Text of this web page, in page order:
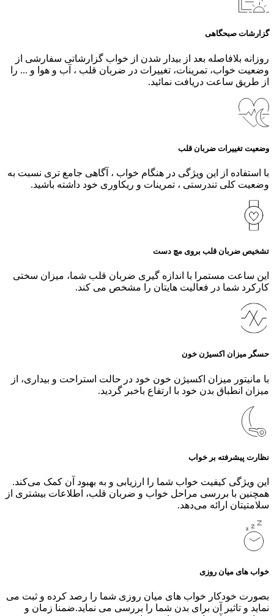
گزارشات صبحگاهی
روزانه بلافاصله بعد از بیدار شدن از خواب گزارشاتی سفارشی از
وضعیت خواب، تمرینات، تغییرات در ضربان قلب ، آب و هوا و ... را
از طریق ساعت دریافت نمائید.
وضعیت تغییرات ضربان قلب
با استفاده از این ویژگی در هنگام خواب ، آگاهی جامع تری نسبت به
وضعیت کلی تندرستی ، تمرینات و ریکاوری خود داشته باشید.
تشخیص ضربان قلب بروی مچ دست
این ساعت مستمرا با اندازه گیری ضربان قلب شما، میزان سختی
کارکرد شما در فعالیت هایتان را مشخص می کند.
حسگر میزان اکسیژن خون
با مانیتور میزان اکسیژن خون خود در حالت استراحت و بیداری، از
میزان انطباق بدن خود با ارتفاع باخبر گردید.
نظارت پیشرفته بر خواب
این ویژگی کیفیت خواب شما را ارزیابی و به بهبود آن کمک می‌کند.
همچنین با بررسی مراحل خواب و ضربان قلب، اطلاعات بیشتری از
سلامتیتان ارائه می‌دهد.
خواب های میان روزی
بصورت خودکار خواب های میان روزی شما را رصد کرده و ثبت می
نماید و تاثیر آن برای بدن شما را بررسی می نماید.ضمنا زمان و